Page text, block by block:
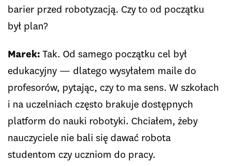
barier przed robotyzacją. Czy to od początku
był plan?
Marek: Tak. Od samego początku cel był
edukacyjny — dlatego wysyłałem maile do
profesorów, pytając, czy to ma sens. W szkołach
i na uczelniach często brakuje dostępnych
platform do nauki robotyki. Chciałem, żeby
nauczyciele nie bali się dawać robota
studentom czy uczniom do pracy.